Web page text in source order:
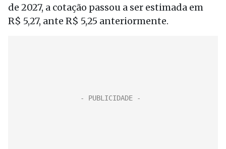
de 2027, a cotação passou a ser estimada em
R$ 5,27, ante R$ 5,25 anteriormente.